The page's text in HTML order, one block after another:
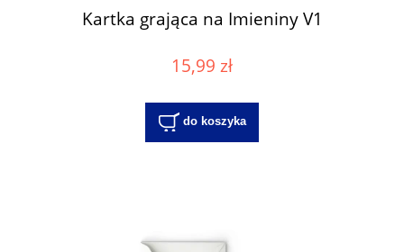
Kartka grająca na Imieniny V1
15,99 zł
do koszyka